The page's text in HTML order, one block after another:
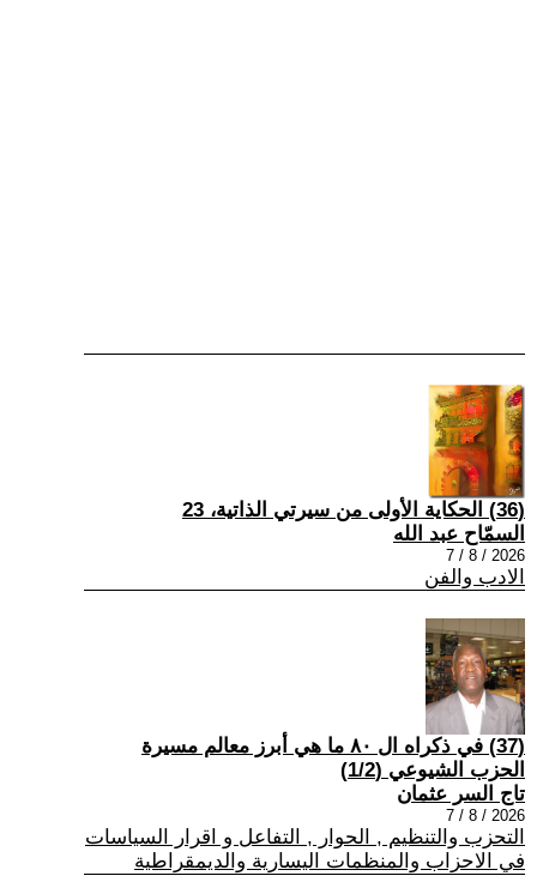
(36) الحكاية الأولى من سيرتي الذاتية، 23
السمّاح عبد الله
2026 / 8 / 7
الادب والفن
(37) في ذكراه ال ٨٠ ما هي أبرز معالم مسيرة
الحزب الشيوعي (1/2)
تاج السر عثمان
2026 / 8 / 7
التحزب والتنظيم , الحوار , التفاعل و اقرار السياسات
في الاحزاب والمنظمات اليسارية والديمقراطية